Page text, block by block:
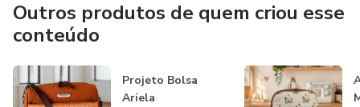
Outros produtos de quem criou esse
conteúdo
Projeto Bolsa
Ariela